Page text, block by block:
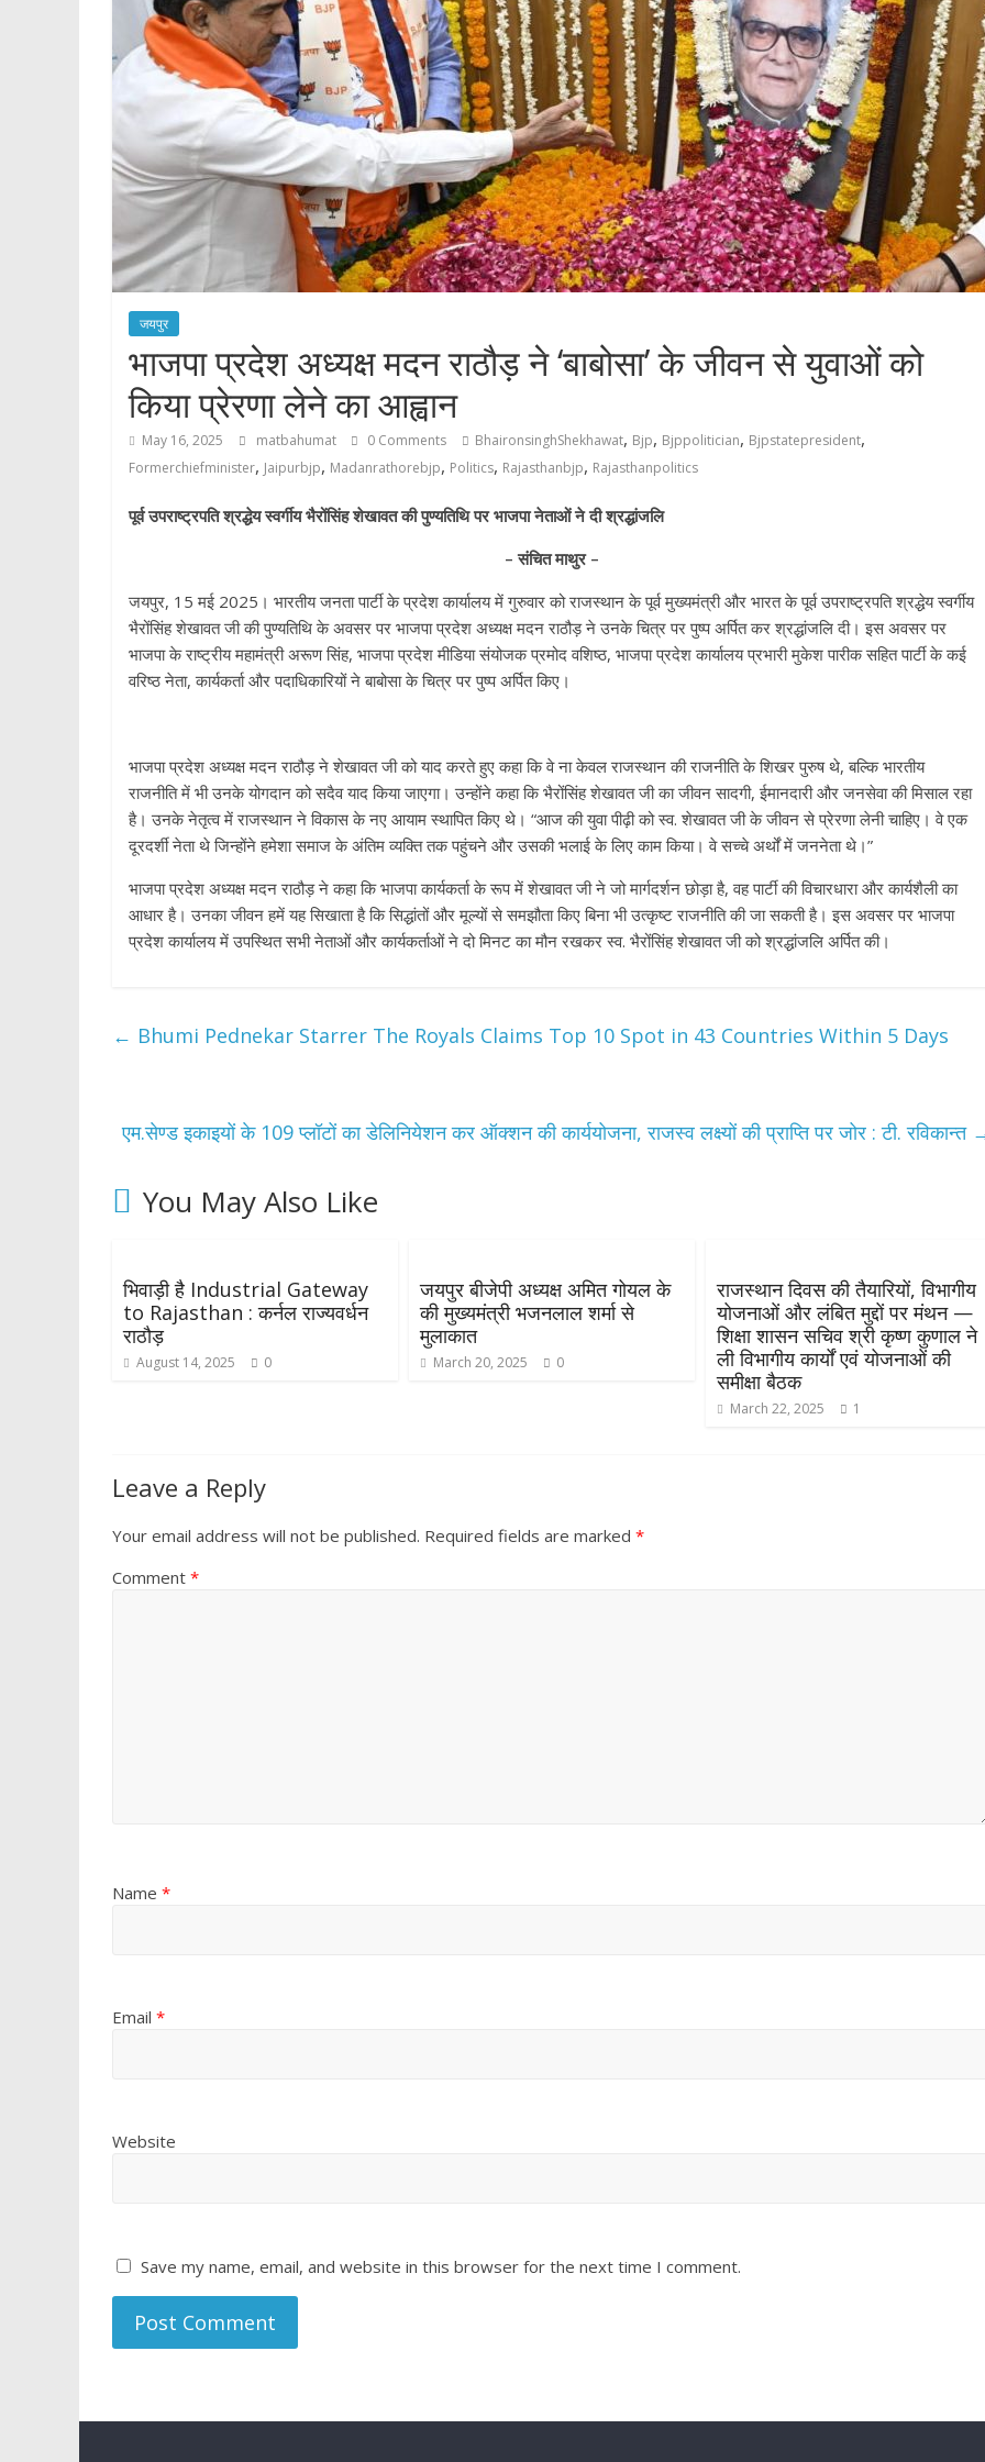
जयपुर
भाजपा प्रदेश अध्यक्ष मदन राठौड़ ने ‘बाबोसा’ के जीवन से युवाओं को
किया प्रेरणा लेने का आह्वान
May 16, 2025 matbahumat 0 Comments BhaironsinghShekhawat, Bjp, Bjppolitician, Bjpstatepresident,
Formerchiefminister, Jaipurbjp, Madanrathorebjp, Politics, Rajasthanbjp, Rajasthanpolitics
पूर्व उपराष्ट्रपति श्रद्धेय स्वर्गीय भैरोंसिंह शेखावत की पुण्यतिथि पर भाजपा नेताओं ने दी श्रद्धांजलि
– संचित माथुर –
जयपुर, 15 मई 2025। भारतीय जनता पार्टी के प्रदेश कार्यालय में गुरुवार को राजस्थान के पूर्व मुख्यमंत्री और भारत के पूर्व उपराष्ट्रपति श्रद्धेय स्वर्गीय
भैरोंसिंह शेखावत जी की पुण्यतिथि के अवसर पर भाजपा प्रदेश अध्यक्ष मदन राठौड़ ने उनके चित्र पर पुष्प अर्पित कर श्रद्धांजलि दी। इस अवसर पर
भाजपा के राष्ट्रीय महामंत्री अरूण सिंह, भाजपा प्रदेश मीडिया संयोजक प्रमोद वशिष्ठ, भाजपा प्रदेश कार्यालय प्रभारी मुकेश पारीक सहित पार्टी के कई
वरिष्ठ नेता, कार्यकर्ता और पदाधिकारियों ने बाबोसा के चित्र पर पुष्प अर्पित किए।
भाजपा प्रदेश अध्यक्ष मदन राठौड़ ने शेखावत जी को याद करते हुए कहा कि वे ना केवल राजस्थान की राजनीति के शिखर पुरुष थे, बल्कि भारतीय
राजनीति में भी उनके योगदान को सदैव याद किया जाएगा। उन्होंने कहा कि भैरोंसिंह शेखावत जी का जीवन सादगी, ईमानदारी और जनसेवा की मिसाल रहा
है। उनके नेतृत्व में राजस्थान ने विकास के नए आयाम स्थापित किए थे। “आज की युवा पीढ़ी को स्व. शेखावत जी के जीवन से प्रेरणा लेनी चाहिए। वे एक
दूरदर्शी नेता थे जिन्होंने हमेशा समाज के अंतिम व्यक्ति तक पहुंचने और उसकी भलाई के लिए काम किया। वे सच्चे अर्थों में जननेता थे।”
भाजपा प्रदेश अध्यक्ष मदन राठौड़ ने कहा कि भाजपा कार्यकर्ता के रूप में शेखावत जी ने जो मार्गदर्शन छोड़ा है, वह पार्टी की विचारधारा और कार्यशैली का
आधार है। उनका जीवन हमें यह सिखाता है कि सिद्धांतों और मूल्यों से समझौता किए बिना भी उत्कृष्ट राजनीति की जा सकती है। इस अवसर पर भाजपा
प्रदेश कार्यालय में उपस्थित सभी नेताओं और कार्यकर्ताओं ने दो मिनट का मौन रखकर स्व. भैरोंसिंह शेखावत जी को श्रद्धांजलि अर्पित की।
← Bhumi Pednekar Starrer The Royals Claims Top 10 Spot in 43 Countries Within 5 Days
एम.सेण्ड इकाइयों के 109 प्लॉटों का डेलिनियेशन कर ऑक्शन की कार्ययोजना, राजस्व लक्ष्यों की प्राप्ति पर जोर : टी. रविकान्त
You May Also Like
भिवाड़ी है Industrial Gateway
to Rajasthan : कर्नल राज्यवर्धन
राठौड़
August 14, 2025 0
जयपुर बीजेपी अध्यक्ष अमित गोयल के
की मुख्यमंत्री भजनलाल शर्मा से
मुलाकात
March 20, 2025 0
राजस्थान दिवस की तैयारियों, विभागीय
योजनाओं और लंबित मुद्दों पर मंथन —
शिक्षा शासन सचिव श्री कृष्ण कुणाल ने
ली विभागीय कार्यों एवं योजनाओं की
समीक्षा बैठक
March 22, 2025 1
Leave a Reply
Your email address will not be published. Required fields are marked *
Comment *
Name *
Email *
Website
Save my name, email, and website in this browser for the next time I comment.